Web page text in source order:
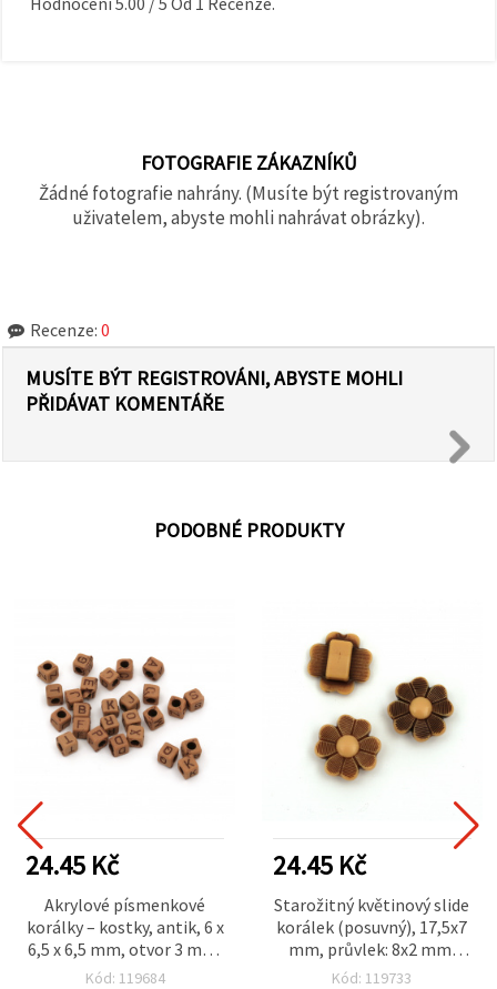
FOTOGRAFIE ZÁKAZNÍKŮ
Žádné fotografie nahrány. (Musíte být registrovaným
uživatelem, abyste mohli nahrávat obrázky).
Recenze: 0
MUSÍTE BÝT REGISTROVÁNI, ABYSTE MOHLI
PŘIDÁVAT KOMENTÁŘE
PODOBNÉ PRODUKTY
24.45 Kč
Akrylové písmenkové
korálky – kostky, antik, 6 x
6,5 x 6,5 mm, otvor 3 mm,
50 g (~210 ks)
Kód: 119684
24.45 Kč
Starožitný květinový slide
korálek (posuvný), 17,5x7
mm, průvlek: 8x2 mm,
hnědý – 50 g (cca 65 ks)
Kód: 119733